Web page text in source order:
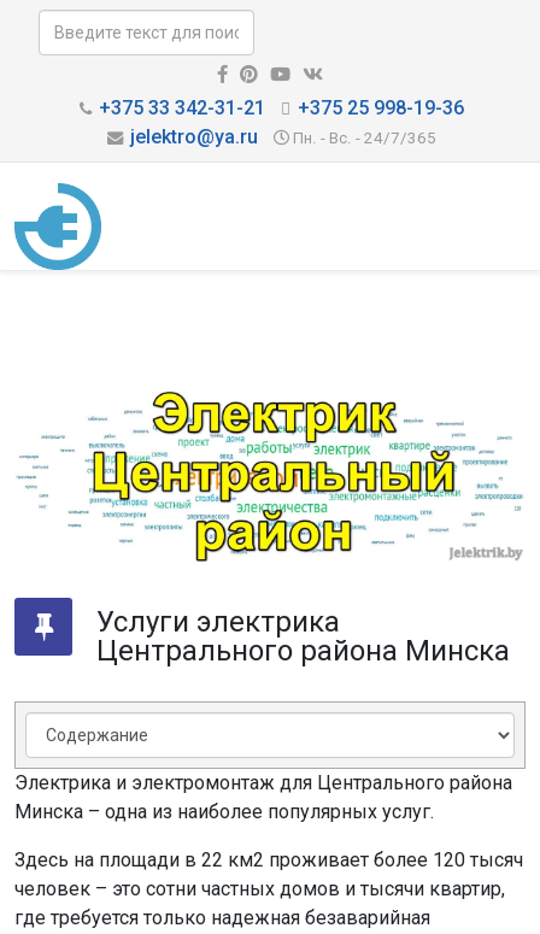
+375 33 342-31-21
+375 25 998-19-36
jelektro@ya.ru
Пн. - Вс. - 24/7/365
Услуги электрика
Центрального района Минска
Электрика и электромонтаж для Центрального района
Минска – одна из наиболее популярных услуг.
Здесь на площади в 22 км2 проживает более 120 тысяч
человек – это сотни частных домов и тысячи квартир,
где требуется только надежная безаварийная